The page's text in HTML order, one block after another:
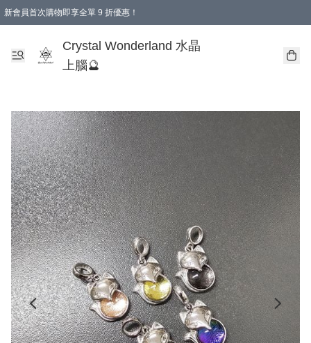
新會員首次購物即享全單 9 折優惠！
Crystal Wonderland 水晶
上腦🔮